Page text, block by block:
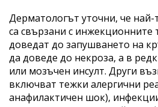
Дерматологът уточни, че
са свързани с инжекционните
доведат до запушването на
да доведе до некроза, а в
или мозъчен инсулт. Други
включват тежки алергични
анафилактичен шок),